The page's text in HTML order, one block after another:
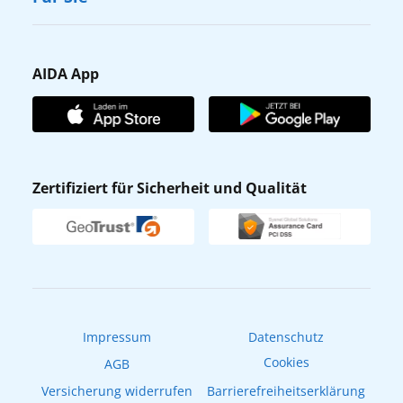
Karriere
Affiliateprogramm
Verhaltens- & Ethikkodex
Newsletter
Gästefragebogen
AIDA Club
AIDA App
AIDA App
Zertifiziert für Sicherheit und Qualität
Impressum
Datenschutz
AGB
Cookies
Versicherung widerrufen
Barrierefreiheitserklärung